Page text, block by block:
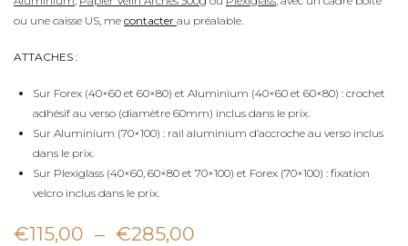
ou une caisse US, me contacter au préalable.
ATTACHES :
Sur Forex (40×60 et 60×80) et Aluminium (40×60 et 60×80) : crochet
adhésif au verso (diamètre 60mm) inclus dans le prix.
Sur Aluminium (70×100) : rail aluminium d’accroche au verso inclus
dans le prix.
Sur Plexiglass (40×60, 60×80 et 70×100) et Forex (70×100) : fixation
velcro inclus dans le prix.
€115,00 – €285,00